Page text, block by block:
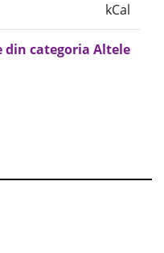
kCal
din categoria Altele